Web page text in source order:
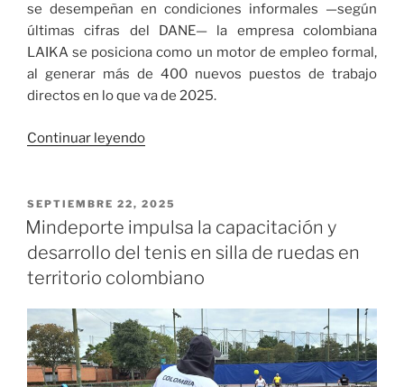
se desempeñan en condiciones informales —según
últimas cifras del DANE— la empresa colombiana
LAIKA se posiciona como un motor de empleo formal,
al generar más de 400 nuevos puestos de trabajo
directos en lo que va de 2025.
Continuar leyendo«LAIKA
empleo
formal
en
Colombia
con
más
de
400
nuevos
PUBLICADO
EL
SEPTIEMBRE 22, 2025
Mindeporte impulsa la capacitación y
desarrollo del tenis en silla de ruedas en
territorio colombiano